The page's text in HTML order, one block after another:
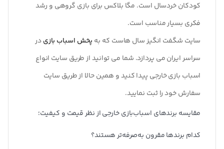
کودکان خردسال است. مگا بلاکس برای بازی گروهی و رشد
فکری بسیار مناسب است.
سایت شگفت انگیز سال هاست که به پخش اسباب بازیدر
سراسر ایران می پردازد. شما می توانید از طریق سایت انواع
اسباب بازی خارجی پیدا کنید و همین حالا از طریق سایت
سفارش خود را ثبت نمایید.
مقایسه برندهای اسباب‌بازی خارجی از نظر قیمت و کیفیت؛
کدام برندها مقرون به‌صرفه‌تر هستند؟